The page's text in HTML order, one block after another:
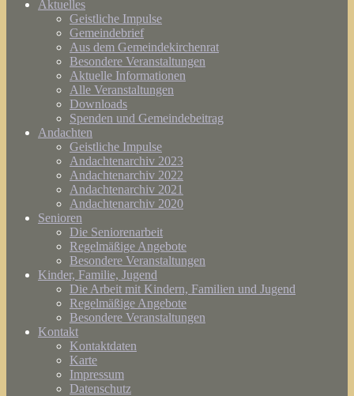
Aktuelles
Geistliche Impulse
Gemeindebrief
Aus dem Gemeindekirchenrat
Besondere Veranstaltungen
Aktuelle Informationen
Alle Veranstaltungen
Downloads
Spenden und Gemeindebeitrag
Andachten
Geistliche Impulse
Andachtenarchiv 2023
Andachtenarchiv 2022
Andachtenarchiv 2021
Andachtenarchiv 2020
Senioren
Die Seniorenarbeit
Regelmäßige Angebote
Besondere Veranstaltungen
Kinder, Familie, Jugend
Die Arbeit mit Kindern, Familien und Jugend
Regelmäßige Angebote
Besondere Veranstaltungen
Kontakt
Kontaktdaten
Karte
Impressum
Datenschutz